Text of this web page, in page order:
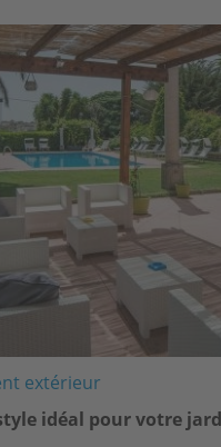
extérieur
idéal pour votre